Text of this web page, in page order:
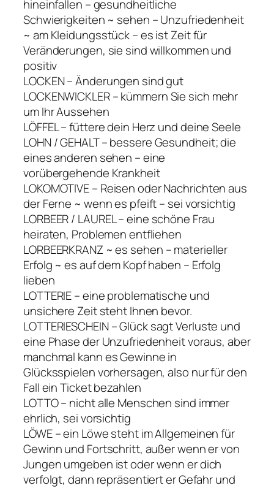
hineinfallen – gesundheitliche
Schwierigkeiten ~ sehen – Unzufriedenheit
~ am Kleidungsstück – es ist Zeit für
Veränderungen, sie sind willkommen und
positiv
LOCKEN – Änderungen sind gut
LOCKENWICKLER – kümmern Sie sich mehr
um Ihr Aussehen
LÖFFEL – füttere dein Herz und deine Seele
LOHN / GEHALT – bessere Gesundheit; die
eines anderen sehen – eine
vorübergehende Krankheit
LOKOMOTIVE – Reisen oder Nachrichten aus
der Ferne ~ wenn es pfeift – sei vorsichtig
LORBEER / LAUREL – eine schöne Frau
heiraten, Problemen entfliehen
LORBEERKRANZ ~ es sehen – materieller
Erfolg ~ es auf dem Kopf haben – Erfolg
lieben
LOTTERIE – eine problematische und
unsichere Zeit steht Ihnen bevor.
LOTTERIESCHEIN – Glück sagt Verluste und
eine Phase der Unzufriedenheit voraus, aber
manchmal kann es Gewinne in
Glücksspielen vorhersagen, also nur für den
Fall ein Ticket bezahlen
LOTTO – nicht alle Menschen sind immer
ehrlich, sei vorsichtig
LÖWE – ein Löwe steht im Allgemeinen für
Gewinn und Fortschritt, außer wenn er von
Jungen umgeben ist oder wenn er dich
verfolgt, dann repräsentiert er Gefahr und